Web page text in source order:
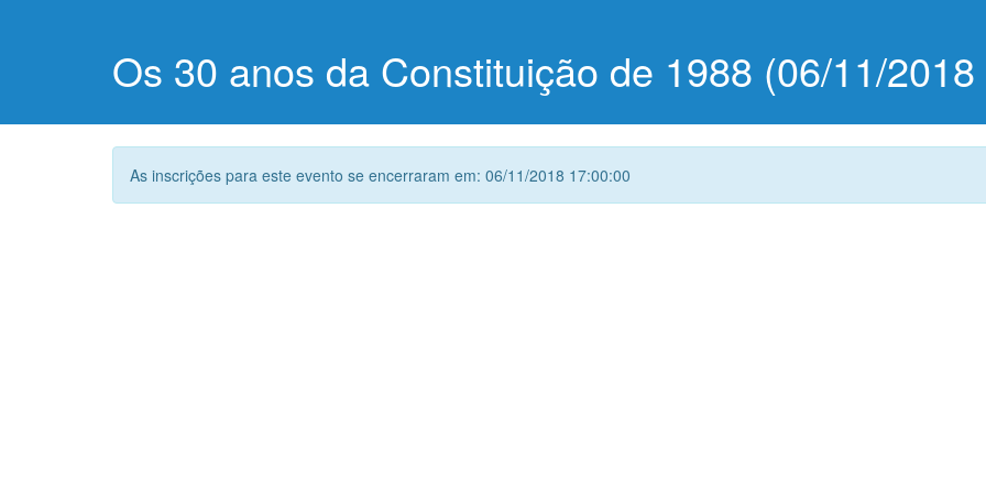
Os 30 anos da Constituição de 1988 (06/11/
As inscrições para este evento se encerraram em: 06/11/2018 17:00:00